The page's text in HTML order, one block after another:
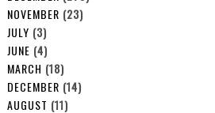
NOVEMBER (23)
JULY (3)
JUNE (4)
MARCH (18)
DECEMBER (14)
AUGUST (11)